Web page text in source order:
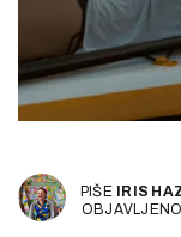
PIŠE IRIS
OBJAVLJENO